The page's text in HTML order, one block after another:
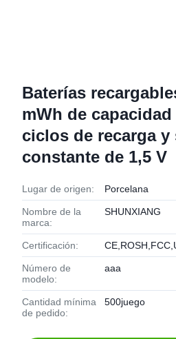
Baterías
mWh de capacidad
ciclos de recarga y
constante de 1,5 V
Lugar de origen: Porcelana
Nombre de la
marca:
SHUNXIANG
Certificación:
Número de
modelo:
aaa
Cantidad mínima
de pedido:
500juego